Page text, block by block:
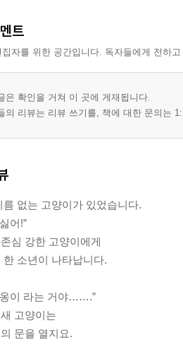
트
자를 위한 공간입니다. 독자들에게 전하
은 확인을 거쳐 이 곳에 게재됩니다.
의 리뷰는 리뷰 쓰기를, 책에 대한 문의는
름 없는 고양이가 있었습니다.
어!”
심 강한 고양이에게
한 소년이 나타납니다.
옹이 라는 거야…….”
고양이는
문을 열지요.